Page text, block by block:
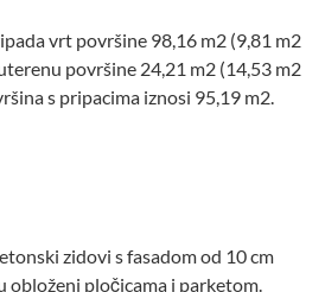
vrt površine 98,16 m2 (9,81 m2
površine 24,21 m2 (14,53 m2
s pripacima iznosi 95,19 m2.
zidovi s fasadom od 10 cm
obloženi pločicama i parketom.